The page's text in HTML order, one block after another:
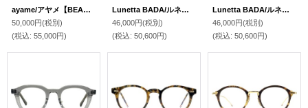
ayame/アヤメ【BEANIE】VG 47サイズ
50,000円(税別)
(税込: 55,000円)
Lunetta BADA/ルネッタ バダ【No.628】1060 47サイズ
46,000円(税別)
(税込: 50,600円)
Lunetta BADA/ルネッタ バダ【No.67/02】1070 53サイズ
46,000円(税別)
(税込: 50,600円)